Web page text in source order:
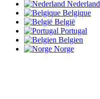
Nederland
Belgique
België
Portugal
Belgien
Norge